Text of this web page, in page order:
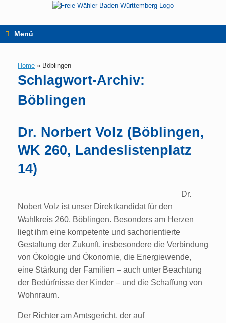
springen
Menü
Home » Böblingen
Schlagwort-Archiv:
Böblingen
Dr. Norbert Volz (Böblingen,
WK 260, Landeslistenplatz
14)
Dr.
Nobert Volz ist unser Direktkandidat für den
Wahlkreis 260, Böblingen. Besonders am Herzen
liegt ihm eine kompetente und sachorientierte
Gestaltung der Zukunft, insbesondere die Verbindung
von Ökologie und Ökonomie, die Energiewende,
eine Stärkung der Familien – auch unter Beachtung
der Bedürfnisse der Kinder – und die Schaffung von
Wohnraum.
Der Richter am Amtsgericht, der auf